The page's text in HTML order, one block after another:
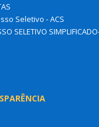
Seletivo - ACS
SELETIVO